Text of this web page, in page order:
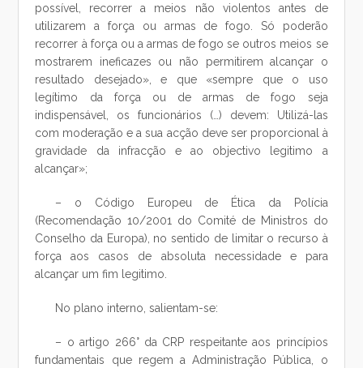
possível, recorrer a meios não violentos antes de
utilizarem a força ou armas de fogo. Só poderão
recorrer à força ou a armas de fogo se outros meios se
mostrarem ineficazes ou não permitirem alcançar o
resultado desejado», e que «sempre que o uso
legítimo da força ou de armas de fogo seja
indispensável, os funcionários (…) devem: Utilizá-las
com moderação e a sua acção deve ser proporcional à
gravidade da infracção e ao objectivo legitimo a
alcançar»;
– o Código Europeu de Ética da Polícia
(Recomendação 10/2001 do Comité de Ministros do
Conselho da Europa), no sentido de limitar o recurso à
força aos casos de absoluta necessidade e para
alcançar um fim legitimo.
No plano interno, salientam-se:
– o artigo 266° da CRP respeitante aos princípios
fundamentais que regem a Administração Pública, o